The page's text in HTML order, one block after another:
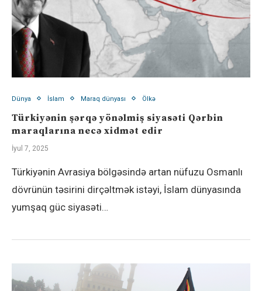
Dünya İslam Maraq dünyası Ölkə
Türkiyənin şərqə yönəlmiş siyasəti Qərbin
maraqlarına necə xidmət edir
İyul 7, 2025
Türkiyənin Avrasiya bölgəsində artan nüfuzu Osmanlı
dövrünün təsirini dirçəltmək istəyi, İslam dünyasında
yumşaq güc siyasəti…